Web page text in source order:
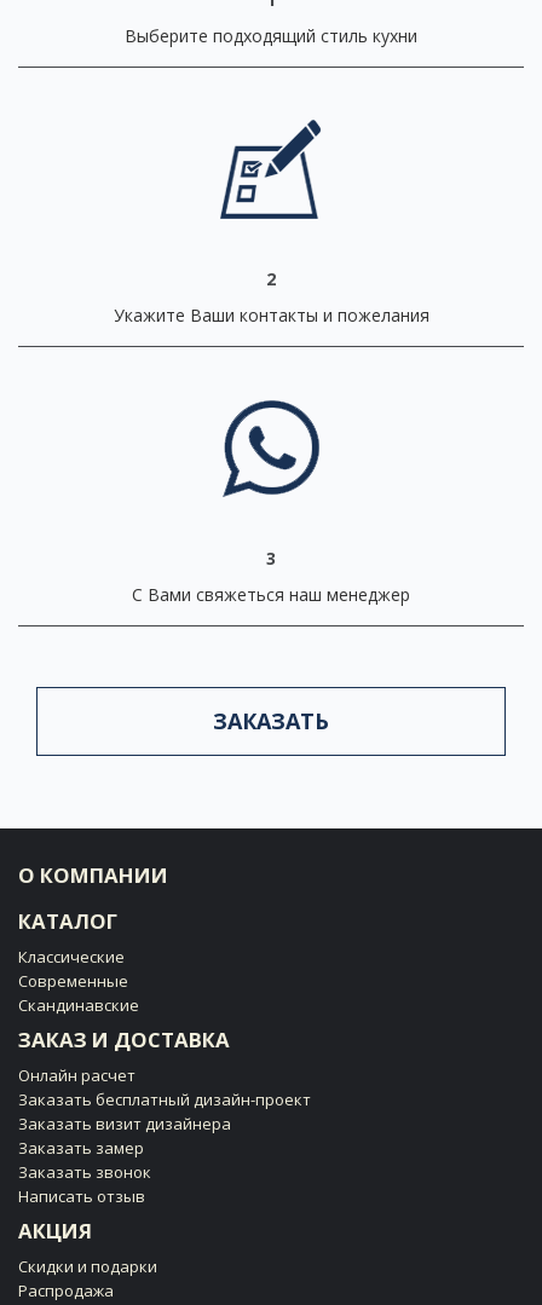
Выберите подходящий стиль кухни
2
Укажите Ваши контакты и пожелания
3
С Вами свяжеться наш менеджер
ЗАКАЗАТЬ
О КОМПАНИИ
КАТАЛОГ
Классические
Современные
Скандинавские
ЗАКАЗ И ДОСТАВКА
Онлайн расчет
Заказать бесплатный дизайн-проект
Заказать визит дизайнера
Заказать замер
Заказать звонок
Написать отзыв
АКЦИЯ
Скидки и подарки
Распродажа